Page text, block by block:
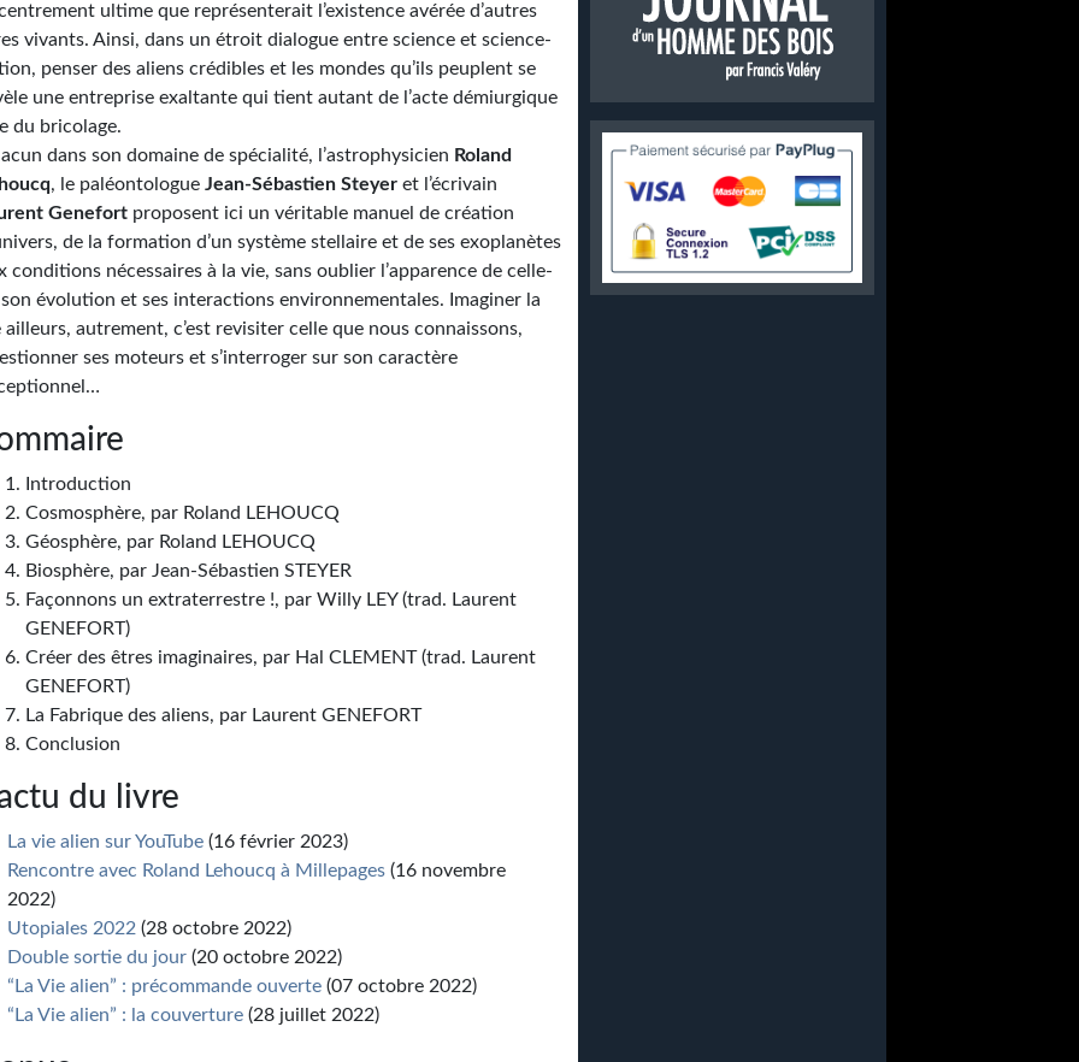
ultime que représenterait l’existence avérée d’autres
vivants. Ainsi, dans un étroit dialogue entre science et science-
penser des aliens crédibles et les mondes qu’ils peuplent se
une entreprise exaltante qui tient autant de l’acte démiurgique
du bricolage.
dans son domaine de spécialité, l’astrophysicien Roland
, le paléontologueJean-Sébastien Steyer et l’écrivain
Genefort proposent ici un véritable manuel de création
de la formation d’un système stellaire et de ses exoplanètes
conditions nécessaires à la vie, sans oublier l’apparence de celle-
évolution et ses interactions environnementales. Imaginer la
ailleurs, autrement, c’est revisiter celle que nous connaissons,
ses moteurs et s’interroger sur son caractère
Introduction
Cosmosphère, par Roland LEHOUCQ
Géosphère, par Roland LEHOUCQ
Biosphère, par Jean-Sébastien STEYER
Façonnons un extraterrestre !, par Willy LEY (trad. Laurent
GENEFORT)
Créer des êtres imaginaires, par Hal CLEMENT (trad. Laurent
GENEFORT)
La Fabrique des aliens, par Laurent GENEFORT
Conclusion
du livre
La vie alien sur YouTube (16 février 2023)
Rencontre avec Roland Lehoucq à Millepages (16 novembre
2022)
Utopiales 2022 (28 octobre 2022)
Double sortie du jour (20 octobre 2022)
“La Vie alien” : précommande ouverte (07 octobre 2022)
“La Vie alien” : la couverture (28 juillet 2022)